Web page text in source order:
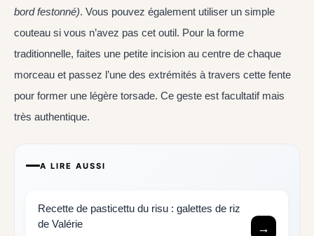
bord festonné). Vous pouvez également utiliser un simple
couteau si vous n’avez pas cet outil. Pour la forme
traditionnelle, faites une petite incision au centre de chaque
morceau et passez l’une des extrémités à travers cette fente
pour former une légère torsade. Ce geste est facultatif mais
très authentique.
A LIRE AUSSI
Recette de pasticettu du risu : galettes de riz
de Valérie
→